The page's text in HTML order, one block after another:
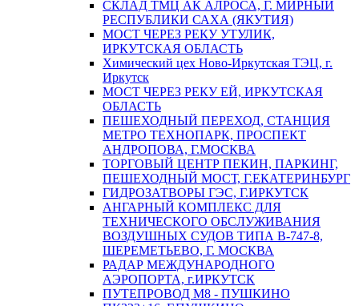
СКЛАД ТМЦ АК АЛРОСА, Г. МИРНЫЙ
РЕСПУБЛИКИ САХА (ЯКУТИЯ)
МОСТ ЧЕРЕЗ РЕКУ УТУЛИК,
ИРКУТСКАЯ ОБЛАСТЬ
Химический цех Ново-Иркутская ТЭЦ, г.
Иркутск
МОСТ ЧЕРЕЗ РЕКУ ЕЙ, ИРКУТСКАЯ
ОБЛАСТЬ
ПЕШЕХОДНЫЙ ПЕРЕХОД, СТАНЦИЯ
МЕТРО ТЕХНОПАРК, ПРОСПЕКТ
АНДРОПОВА, Г.МОСКВА
ТОРГОВЫЙ ЦЕНТР ПЕКИН, ПАРКИНГ,
ПЕШЕХОДНЫЙ МОСТ, Г.ЕКАТЕРИНБУРГ
ГИДРОЗАТВОРЫ ГЭС, Г.ИРКУТСК
АНГАРНЫЙ КОМПЛЕКС ДЛЯ
ТЕХНИЧЕСКОГО ОБСЛУЖИВАНИЯ
ВОЗДУШНЫХ СУДОВ ТИПА В-747-8,
ШЕРЕМЕТЬЕВО, Г. МОСКВА
РАДАР МЕЖДУНАРОДНОГО
АЭРОПОРТА, г.ИРКУТСК
ПУТЕПРОВОД М8 - ПУШКИНО